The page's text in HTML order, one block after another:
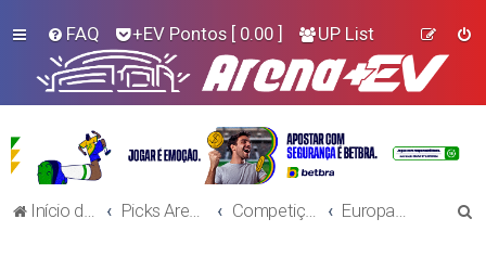
FAQ +EV Pontos [ 0.00 ] UP List
Início do Fórum!